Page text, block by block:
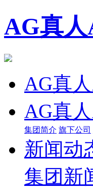
AG真人
AG真
AG真
集团简介 旗下公司
新闻动
集团新